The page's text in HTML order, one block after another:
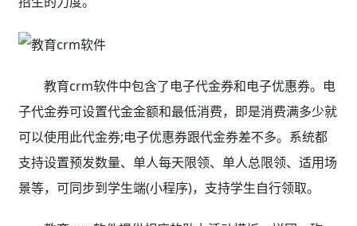
教育crm软件中包含了电子代金券和电子优惠券。电
子代金券可设置代金金额和最低消费，即是消费满多少就
可以使用此代金券;电子优惠券跟代金券差不多。系统都
支持设置预发数量、单人每天限领、单人总限领、适用场
景等，可同步到学生端(小程序)，支持学生自行领取。